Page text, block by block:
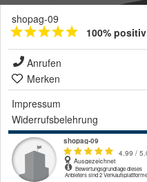
shopag-09
100% positiv
Anrufen
Merken
Impressum
Widerrufsbelehrung